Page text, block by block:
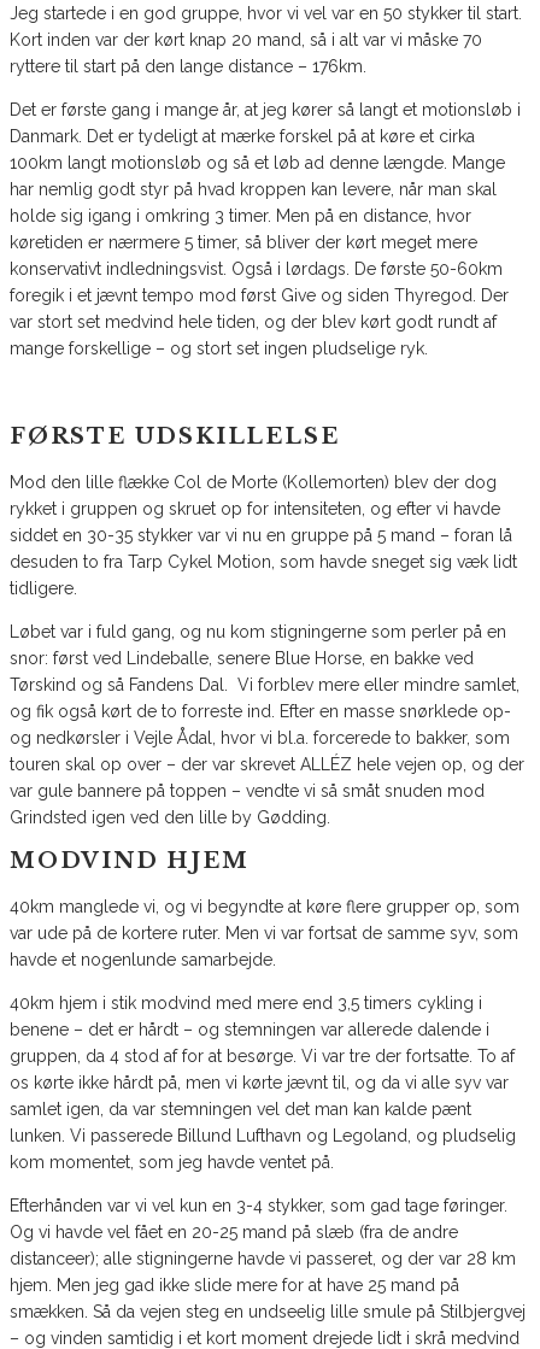
Jeg startede i en god gruppe, hvor vi vel var en 50 stykker til start.
Kort inden var der kørt knap 20 mand, så i alt var vi måske 70
ryttere til start på den lange distance – 176km.
Det er første gang i mange år, at jeg kører så langt et motionsløb i
Danmark. Det er tydeligt at mærke forskel på at køre et cirka
100km langt motionsløb og så et løb ad denne længde. Mange
har nemlig godt styr på hvad kroppen kan levere, når man skal
holde sig igang i omkring 3 timer. Men på en distance, hvor
køretiden er nærmere 5 timer, så bliver der kørt meget mere
konservativt indledningsvist. Også i lørdags. De første 50-60km
foregik i et jævnt tempo mod først Give og siden Thyregod. Der
var stort set medvind hele tiden, og der blev kørt godt rundt af
mange forskellige – og stort set ingen pludselige ryk.
FØRSTE UDSKILLELSE
Mod den lille flække Col de Morte (Kollemorten) blev der dog
rykket i gruppen og skruet op for intensiteten, og efter vi havde
siddet en 30-35 stykker var vi nu en gruppe på 5 mand – foran lå
desuden to fra Tarp Cykel Motion, som havde sneget sig væk lidt
tidligere.
Løbet var i fuld gang, og nu kom stigningerne som perler på en
snor: først ved Lindeballe, senere Blue Horse, en bakke ved
Tørskind og så Fandens Dal. Vi forblev mere eller mindre samlet,
og fik også kørt de to forreste ind. Efter en masse snørklede op-
og nedkørsler i Vejle Ådal, hvor vi bl.a. forcerede to bakker, som
touren skal op over – der var skrevet ALLÉZ hele vejen op, og der
var gule bannere på toppen – vendte vi så småt snuden mod
Grindsted igen ved den lille by Gødding.
MODVIND HJEM
40km manglede vi, og vi begyndte at køre flere grupper op, som
var ude på de kortere ruter. Men vi var fortsat de samme syv, som
havde et nogenlunde samarbejde.
40km hjem i stik modvind med mere end 3,5 timers cykling i
benene – det er hårdt – og stemningen var allerede dalende i
gruppen, da 4 stod af for at besørge. Vi var tre der fortsatte. To af
os kørte ikke hårdt på, men vi kørte jævnt til, og da vi alle syv var
samlet igen, da var stemningen vel det man kan kalde pænt
lunken. Vi passerede Billund Lufthavn og Legoland, og pludselig
kom momentet, som jeg havde ventet på.
Efterhånden var vi vel kun en 3-4 stykker, som gad tage føringer.
Og vi havde vel fået en 20-25 mand på slæb (fra de andre
distanceer); alle stigningerne havde vi passeret, og der var 28 km
hjem. Men jeg gad ikke slide mere for at have 25 mand på
smækken. Så da vejen steg en undseelig lille smule på Stilbjergvej
– og vinden samtidig i et kort moment drejede lidt i skrå medvind